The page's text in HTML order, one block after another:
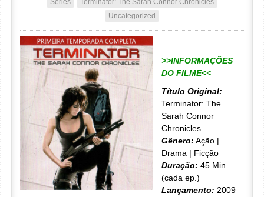
Séries
Terminator: The Sarah Connor Chronicles
Uncategorized
>>INFORMAÇÕES
DO FILME<<
Título Original:
Terminator: The
Sarah Connor
Chronicles
Gênero: Ação |
Drama | Ficção
Duração: 45 Min.
(cada ep.)
Lançamento: 2009